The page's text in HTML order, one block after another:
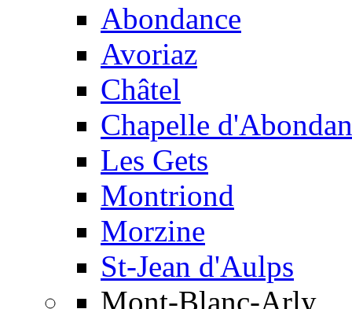
Abondance
Avoriaz
Châtel
Chapelle
Les Gets
Montriond
Morzine
St-Jean d'Aulps
Mont-Blanc-Arly